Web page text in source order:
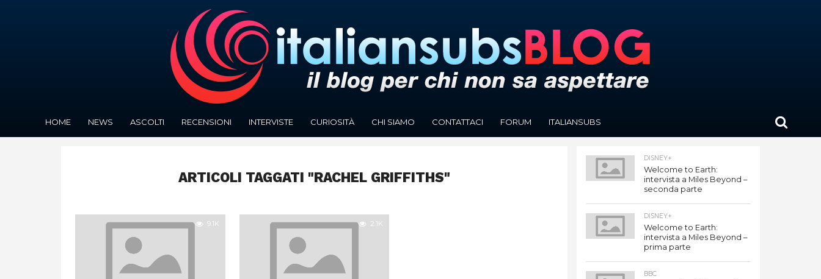
HOME NEWS ASCOLTI RECENSIONI INTERVISTE CURIOSITÀ CHI SIAMO CONTATTACI FORUM ITALIANSUBS
ARTICOLI TAGGATI "RACHEL GRIFFITHS"
9.1K 2.1K
DISNEY+
Welcome to Earth:
intervista a Miles Beyond –
seconda parte
DISNEY+
Welcome to Earth:
intervista a Miles Beyond –
prima parte
BBC